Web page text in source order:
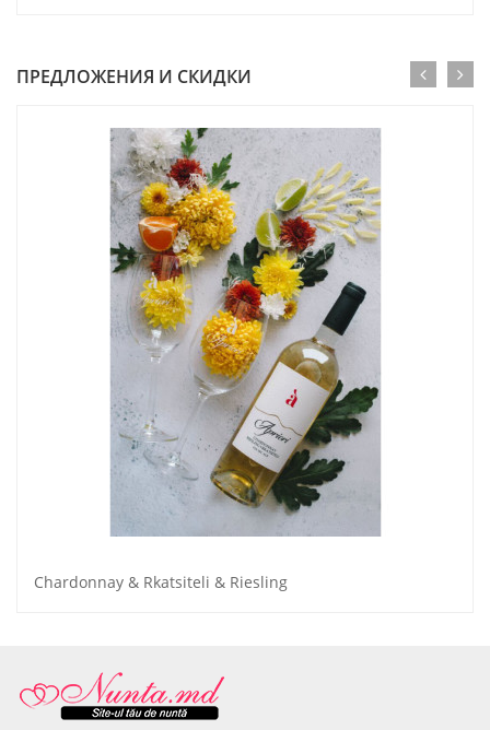
ПРЕДЛОЖЕНИЯ И СКИДКИ
Chardonnay & Rkatsiteli & Riesling